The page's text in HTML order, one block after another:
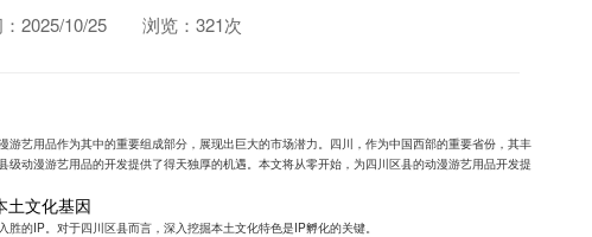
2025/10/25 浏览：321次
游艺用品作为其中的重要组成部分，展现出巨大的市场潜力。四川，作为中国西部的重要省份，其丰
级动漫游艺用品的开发提供了得天独厚的机遇。本文将从零开始，为四川区县的动漫游艺用品开发提
土文化基因
的IP。对于四川区县而言，深入挖掘本土文化特色是IP孵化的关键。